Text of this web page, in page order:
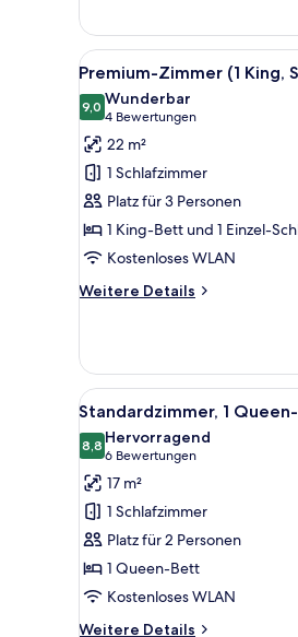
(1
Single
Bed)
Alle
Fotos
für
Premium-
Zimmer
(1
King,
Single
Sofa
Bed)
6
Premium-Zimmer (1 King,
9,09,0 von 10
Wunderbar
4 Bewertungen
(4
Bewertungen)
22 m²
1 Schlafzimmer
Platz für 3 Personen
1 King-Bett und 1 Einzel-
Kostenloses WLAN
Weitere Details
Weitere
Zimmer
(1
King,
Single
Sofa
Bed)
Alle
Fotos
für
Standardzimmer,
Queen-
Bett,
barrierefrei
anzeigen
4
Standardzimmer, 1
8,88,8 von 10
Hervorragend
6 Bewertungen
(6
Bewertungen)
17 m²
1 Schlafzimmer
Platz für 2 Personen
1 Queen-Bett
Kostenloses WLAN
Weitere Details
Weitere